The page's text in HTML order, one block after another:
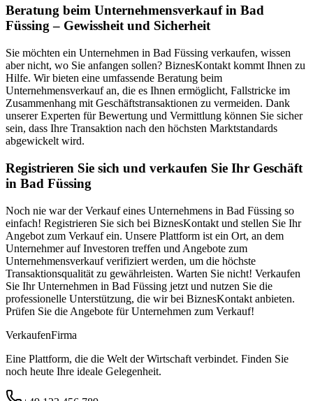
Beratung beim Unternehmensverkauf in Bad
Füssing – Gewissheit und Sicherheit
Sie möchten ein Unternehmen in Bad Füssing verkaufen, wissen
aber nicht, wo Sie anfangen sollen? BiznesKontakt kommt Ihnen zu
Hilfe. Wir bieten eine umfassende Beratung beim
Unternehmensverkauf an, die es Ihnen ermöglicht, Fallstricke im
Zusammenhang mit Geschäftstransaktionen zu vermeiden. Dank
unserer Experten für Bewertung und Vermittlung können Sie sicher
sein, dass Ihre Transaktion nach den höchsten Marktstandards
abgewickelt wird.
Registrieren Sie sich und verkaufen Sie Ihr Geschäft
in Bad Füssing
Noch nie war der Verkauf eines Unternehmens in Bad Füssing so
einfach! Registrieren Sie sich bei BiznesKontakt und stellen Sie Ihr
Angebot zum Verkauf ein. Unsere Plattform ist ein Ort, an dem
Unternehmer auf Investoren treffen und Angebote zum
Unternehmensverkauf verifiziert werden, um die höchste
Transaktionsqualität zu gewährleisten. Warten Sie nicht! Verkaufen
Sie Ihr Unternehmen in Bad Füssing jetzt und nutzen Sie die
professionelle Unterstützung, die wir bei BiznesKontakt anbieten.
Prüfen Sie die Angebote für Unternehmen zum Verkauf!
VerkaufenFirma
Eine Plattform, die die Welt der Wirtschaft verbindet. Finden Sie
noch heute Ihre ideale Gelegenheit.